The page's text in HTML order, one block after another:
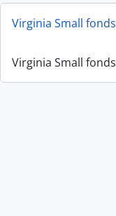
Virginia Small fonds
Virginia Small fonds